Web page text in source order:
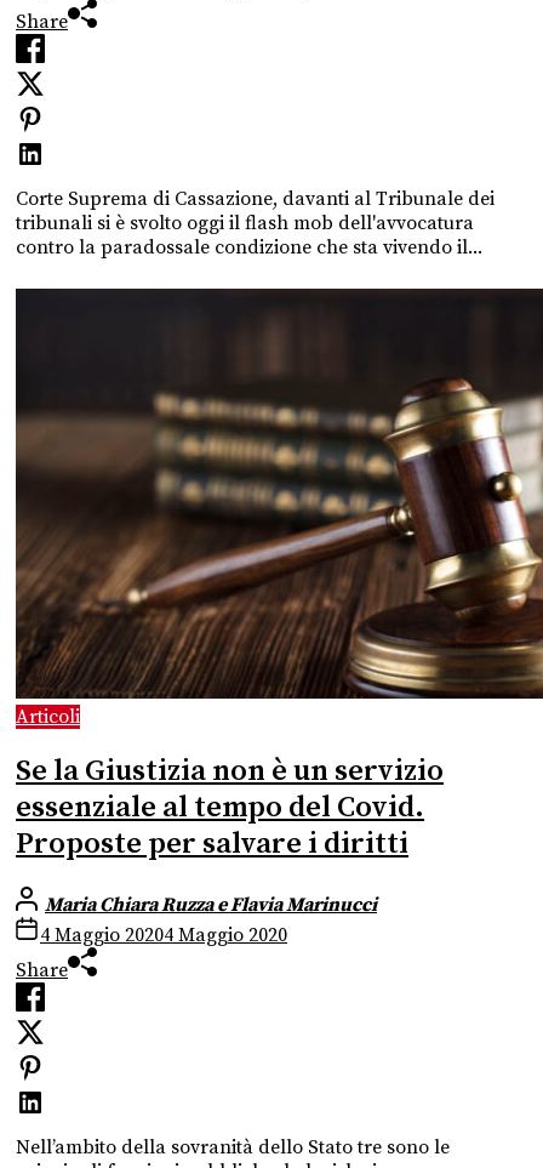
Share
Corte Suprema di Cassazione, davanti al Tribunale dei
tribunali si è svolto oggi il flash mob dell'avvocatura
contro la paradossale condizione che sta vivendo il...
Articoli
Se la Giustizia non è un servizio
essenziale al tempo del Covid.
Proposte per salvare i diritti
Maria Chiara Ruzza e Flavia Marinucci
4 Maggio 20204 Maggio 2020
Share
Nell’ambito della sovranità dello Stato tre sono le